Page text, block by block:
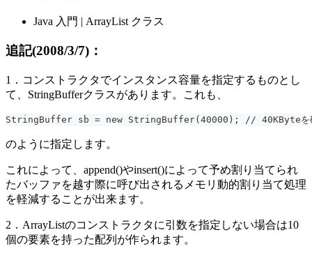
Java 入門 | ArrayList クラス
追記(2008/3/7)：
1．コンストラクタでインスタンス容量を指定するものとし
て、StringBufferクラスがあります。これも、
StringBuffer sb = new StringBuffer(40000); // 40KByteを
のように指定します。
これによって、append()やinsert()によって予め割り当てられ
たバッファを越す際に呼び出されるメモリ動的割り当て処理
を軽減することが出来ます。
2．ArrayListのコンストラクタに引数を指定しない場合は10
個の要素を持った配列が作られます。